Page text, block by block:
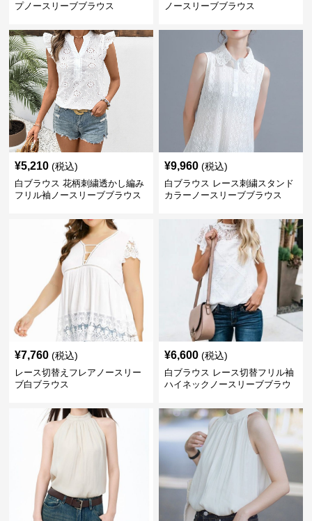
プノースリーブブラウス
ノースリーブブラウス
¥5,210 (税込)
白ブラウス 花柄刺繍透かし編み
フリル袖ノースリーブブラウス
¥9,960 (税込)
白ブラウス レース刺繍スタンド
カラーノースリーブブラウス
¥7,760 (税込)
レース切替えフレアノースリー
ブ白ブラウス
¥6,600 (税込)
白ブラウス レース切替フリル袖
ハイネックノースリーブブラウ